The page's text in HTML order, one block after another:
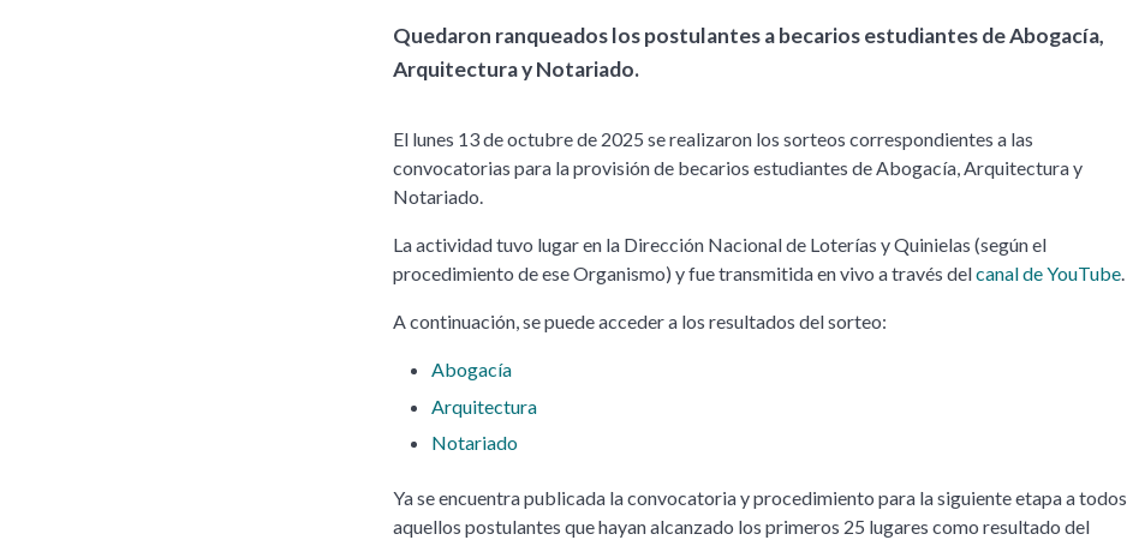
Quedaron ranqueados los postulantes a becarios estudiantes de Abogacía,
Arquitectura y Notariado.
El lunes 13 de octubre de 2025 se realizaron los sorteos correspondientes a las
convocatorias para la provisión de becarios estudiantes de Abogacía, Arquitectura y
Notariado.
La actividad tuvo lugar en la Dirección Nacional de Loterías y Quinielas (según el
procedimiento de ese Organismo) y fue transmitida en vivo a través delcanal de YouTube.
A continuación, se puede acceder a los resultados del sorteo:
Abogacía
Arquitectura
Notariado
Ya se encuentra publicada la convocatoria y procedimiento para la siguiente etapa a todos
aquellos postulantes que hayan alcanzado los primeros 25 lugares como resultado del